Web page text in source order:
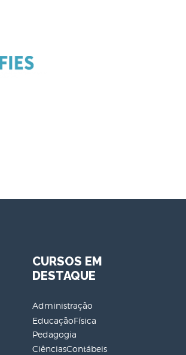
CURSOS EM
DESTAQUE
Administração
EducaçãoFísica
Pedagogia
CiênciasContábeis